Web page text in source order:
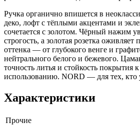
Ручка органично впишется в
деко, лофт с тёплыми акцентами и
сочетается с золотом. Чёрный нажим
строгость, а золотая розетка
оттенка — от глубокого венге и
нейтрального белого и бежевого.
точность литья и стойкость покрытия
использованию. NORD — для тех, кто
Характеристики
Прочие